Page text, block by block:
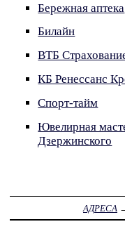
Бережная аптека
Билайн
ВТБ
КБ Ренессанс
Спорт-тайм
Ювелирная
Дзержинского
АДРЕСА